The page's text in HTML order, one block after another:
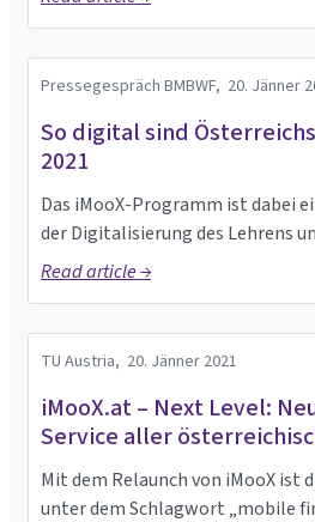
Pressegespräch BMBWF, 20. Jänner
So digital sind
2021
Das iMooX-Programm ist dabei
der Digitalisierung des Lehrens
Read article →
TU Austria, 20. Jänner 2021
iMooX.at – Next Level:
Service aller
Mit dem Relaunch von iMooX
unter dem Schlagwort „mobile